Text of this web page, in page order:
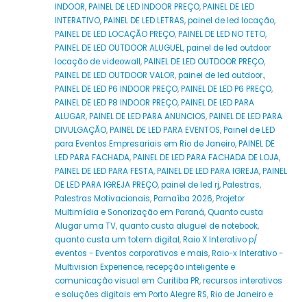
INDOOR,PAINEL DE LED INDOOR PREÇO,PAINEL DE LED
INTERATIVO,PAINEL DE LED LETRAS,painel de led locação,
PAINEL DE LED LOCAÇÃO PREÇO,PAINEL DE LED NO TETO,
PAINEL DE LED OUTDOOR ALUGUEL,painel de led outdoor
locação de videowall,PAINEL DE LED OUTDOOR PREÇO,
PAINEL DE LED OUTDOOR VALOR,painel de led outdoor.,
PAINEL DE LED P6 INDOOR PREÇO,PAINEL DE LED P6 PREÇO,
PAINEL DE LED P8 INDOOR PREÇO,PAINEL DE LED PARA
ALUGAR,PAINEL DE LED PARA ANUNCIOS,PAINEL DE LED PARA
DIVULGAÇÃO,PAINEL DE LED PARA EVENTOS,Painel de LED
para Eventos Empresariais em Rio de Janeiro,PAINEL DE
LED PARA FACHADA,PAINEL DE LED PARA FACHADA DE LOJA,
PAINEL DE LED PARA FESTA,PAINEL DE LED PARA IGREJA,PAINEL
DE LED PARA IGREJA PREÇO,painel de led rj,Palestras,
Palestras Motivacionais,Parnaíba 2026,Projetor
Multimídia e Sonorização em Paraná,Quanto custa
Alugar uma TV,quanto custa aluguel de notebook,
quanto custa um totem digital,Raio X Interativo p/
eventos - Eventos corporativos e mais,Raio-x Interativo -
Multivision Experience,recepção inteligente e
comunicação visual em Curitiba PR,recursos interativos
e soluções digitais em Porto Alegre RS,Rio de Janeiro e